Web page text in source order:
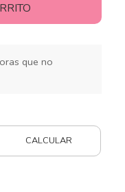
que no
CALCULAR